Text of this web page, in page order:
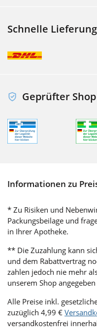
Schnelle Lieferung
Geprüfter Shop
Informationen zu
* Zu Risiken und
Packungsbeilage und
in Ihrer Apotheke.
** Die Zuzahlung kann
und dem Rabattvertrag
zahlen jedoch nie mehr
unserem Shop
Alle Preise inkl.
zuzüglich 4,99 €
versandkostenfrei